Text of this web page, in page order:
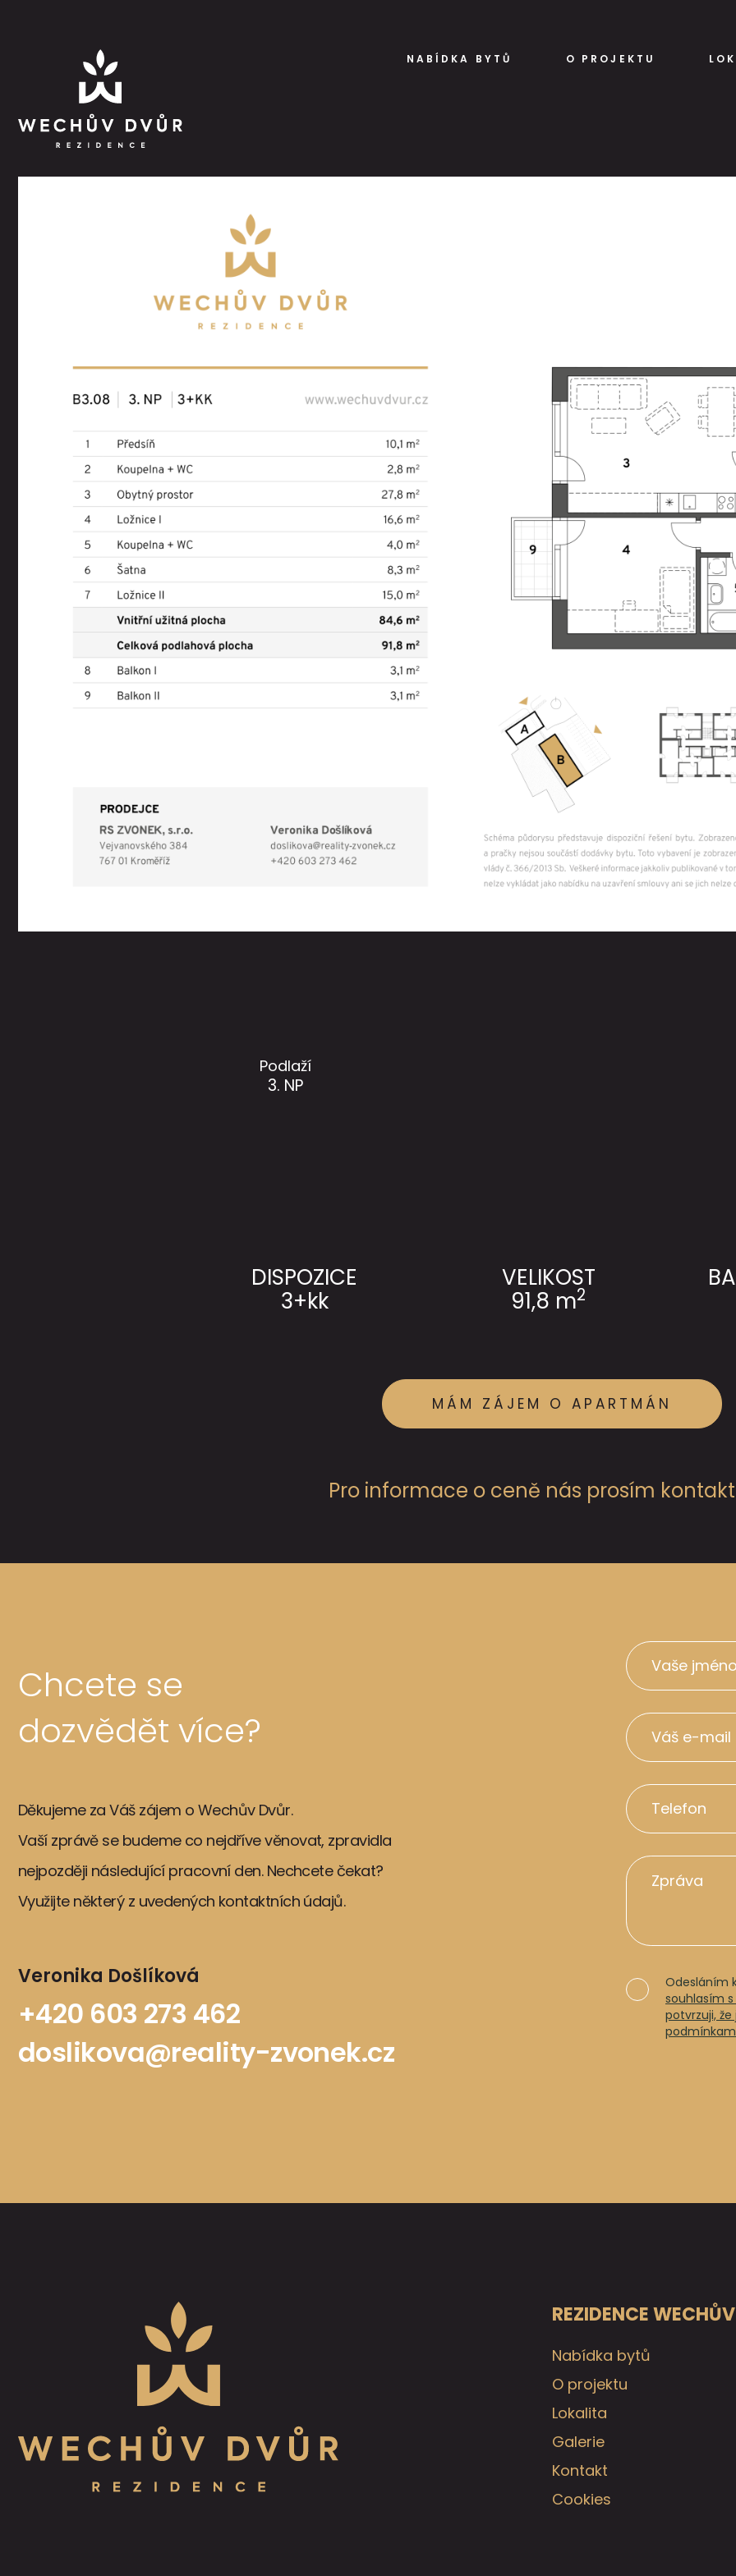
NABÍDKA BYTŮ O PROJEKTU
Podlaží
3. NP
DISPOZICE
3+kk
VELIKOST
91,8 m2
MÁM ZÁJEM O APARTMÁN
Pro informace o ceně nás prosím
Chcete se
dozvědět více?
Děkujeme za Váš zájem o Wechův Dvůr.
Vaší zprávě se budeme co nejdříve věnovat, zpravidla
nejpozději následující pracovní den. Nechcete čekat?
Využijte některý z uvedených kontaktních údajů.
Veronika Došlíková
+420 603 273 462
doslikova@reality-zvonek.cz
Odesláním
souhlasím
potvrzuji,
REZIDENCE
Nabídka bytů
O projektu
Lokalita
Galerie
Kontakt
Cookies